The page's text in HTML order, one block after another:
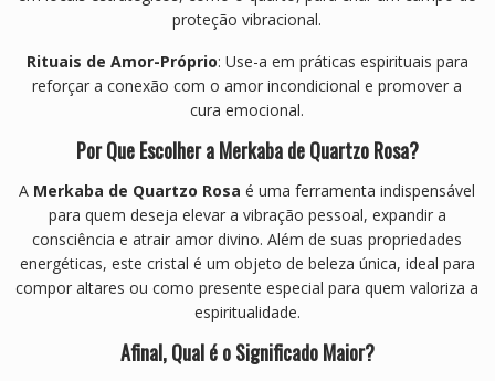
proteção vibracional.
Rituais de Amor-Próprio: Use-a em práticas espirituais para
reforçar a conexão com o amor incondicional e promover a
cura emocional.
Por Que Escolher a Merkaba de Quartzo Rosa?
A Merkaba de Quartzo Rosa é uma ferramenta indispensável
para quem deseja elevar a vibração pessoal, expandir a
consciência e atrair amor divino. Além de suas propriedades
energéticas, este cristal é um objeto de beleza única, ideal para
compor altares ou como presente especial para quem valoriza a
espiritualidade.
Afinal, Qual é o Significado Maior?